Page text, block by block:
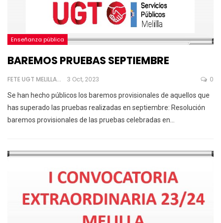
Enseñanza pública
BAREMOS PRUEBAS SEPTIEMBRE
FETE UGT MELILLA 3 Oct, 2023 0
Se han hecho públicos los baremos provisionales de aquellos que
has superado las pruebas realizadas en septiembre: Resolución
baremos provisionales de las pruebas celebradas en